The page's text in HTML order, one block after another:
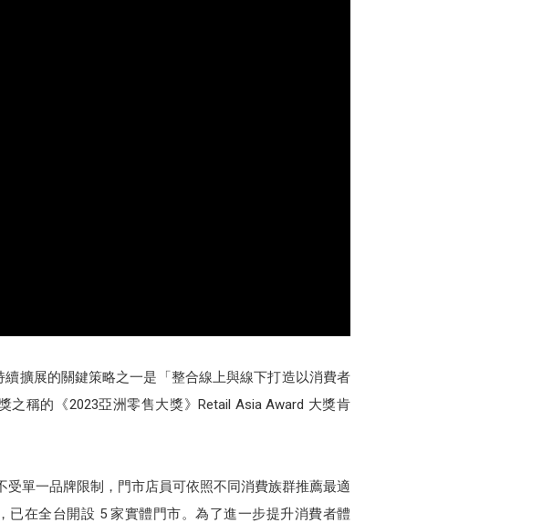
擴展的關鍵策略之一是「整合線上與線下打造以消費者
稱的《2023亞洲零售大獎》Retail Asia Award 大獎肯
單一品牌限制，門市店員可依照不同消費族群推薦最適
在全台開設 5 家實體門市。為了進一步提升消費者體